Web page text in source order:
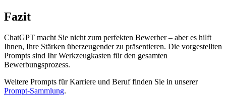
Fazit
ChatGPT macht Sie nicht zum perfekten Bewerber – aber es hilft
Ihnen, Ihre Stärken überzeugender zu präsentieren. Die vorgestellten
Prompts sind Ihr Werkzeugkasten für den gesamten
Bewerbungsprozess.
Weitere Prompts für Karriere und Beruf finden Sie in unserer
Prompt-Sammlung.